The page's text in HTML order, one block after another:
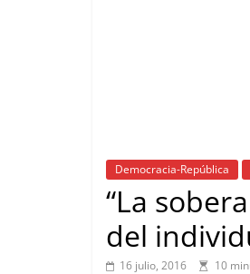
Democracia-República
“La
del
16 julio, 2016 10